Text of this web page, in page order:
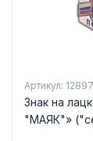
Артикул: 12897
Знак на
"МАЯК"»